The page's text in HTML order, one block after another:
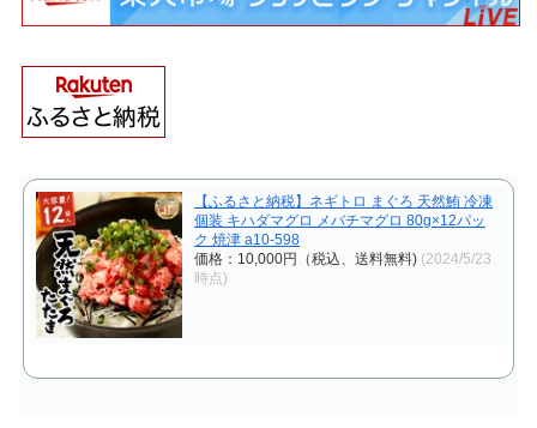
【ふるさと納税】ネギトロ まぐろ 天然鮪 冷凍
個装 キハダマグロ メバチマグロ 80g×12パッ
ク 焼津 a10-598
価格：10,000円（税込、送料無料) (2024/5/23
時点)